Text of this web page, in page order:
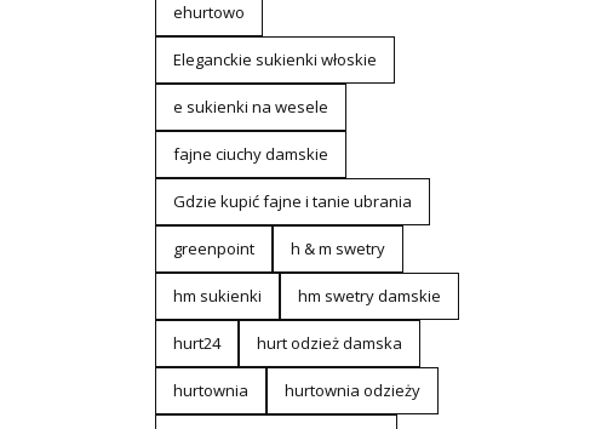
ehurtowo
Eleganckie sukienki włoskie
e sukienki na wesele
fajne ciuchy damskie
Gdzie kupić fajne i tanie ubrania
greenpoint h & m swetry
hm sukienki hm swetry damskie
hurt24 hurt odzież damska
hurtownia hurtownia odzieży